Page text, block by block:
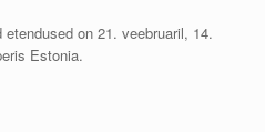
etendused on 21. veebruaril, 14.
Estonia.